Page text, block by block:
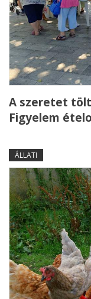
A szeretet
Figyelem
ÁLLATI